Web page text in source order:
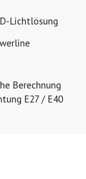
Lichtlösung
Berechnung
E27 / E40